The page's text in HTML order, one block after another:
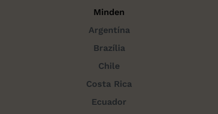
Argentína
Brazília
Chile
Costa Rica
Ecuador
Minden